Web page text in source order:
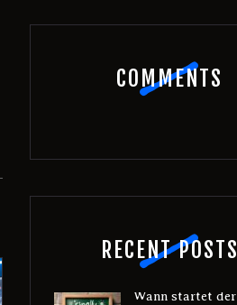
COMMENTS
RECENT POSTS
Wann startet der